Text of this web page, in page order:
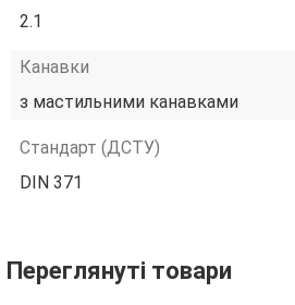
2.1
Канавки
з мастильними канавками
Стандарт (ДСТУ)
DIN 371
Переглянуті товари